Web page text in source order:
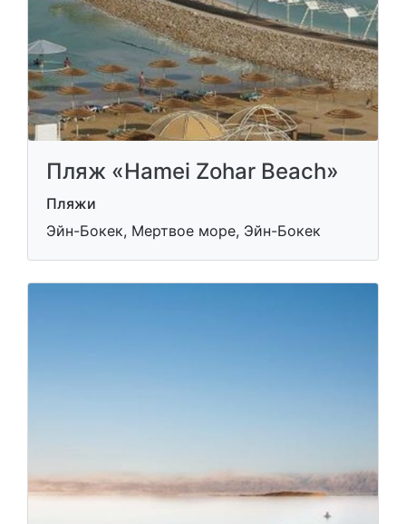
Пляж «Hamei Zohar Beach»
Пляжи
Эйн-Бокек, Мертвое море, Эйн-Бокек